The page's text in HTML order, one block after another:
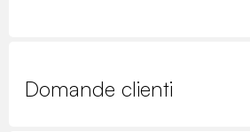
Domande clienti